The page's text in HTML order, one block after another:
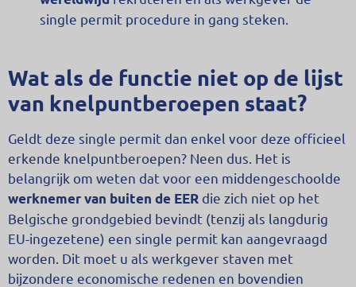
single permit procedure in gang steken.
Wat als de functie niet op de lijst
van knelpuntberoepen staat?
Geldt deze single permit dan enkel voor deze officieel
erkende knelpuntberoepen? Neen dus. Het is
belangrijk om weten dat voor een middengeschoolde
werknemer van buiten de EER die zich niet op het
Belgische grondgebied bevindt (tenzij als langdurig
EU-ingezetene) een single permit kan aangevraagd
worden. Dit moet u als werkgever staven met
bijzondere economische redenen en bovendien